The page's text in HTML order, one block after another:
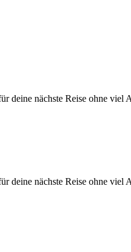
deine nächste Reise ohne viel
deine nächste Reise ohne viel